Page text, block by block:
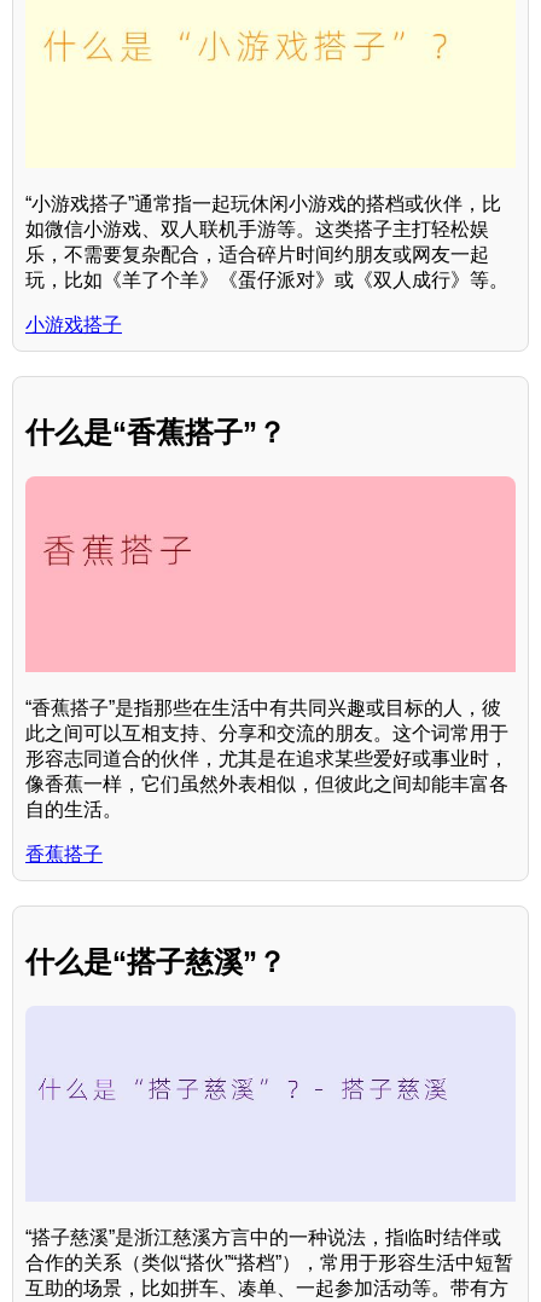
“小游戏搭子”通常指一起玩休闲小游戏的搭档或伙伴，比
如微信小游戏、双人联机手游等。这类搭子主打轻松娱
乐，不需要复杂配合，适合碎片时间约朋友或网友一起
玩，比如《羊了个羊》《蛋仔派对》或《双人成行》等。
小游戏搭子
什么是“香蕉搭子”？
“香蕉搭子”是指那些在生活中有共同兴趣或目标的人，彼
此之间可以互相支持、分享和交流的朋友。这个词常用于
形容志同道合的伙伴，尤其是在追求某些爱好或事业时，
像香蕉一样，它们虽然外表相似，但彼此之间却能丰富各
自的生活。
香蕉搭子
什么是“搭子慈溪”？
“搭子慈溪”是浙江慈溪方言中的一种说法，指临时结伴或
合作的关系（类似“搭伙”“搭档”），常用于形容生活中短暂
互助的场景，比如拼车、凑单、一起参加活动等。带有方